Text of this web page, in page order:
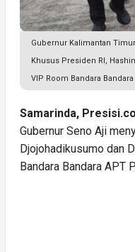
Gubernur Kalimantan
Khusus Presiden RI,
VIP Room Bandara
Samarinda, Presisi.co
Gubernur Seno Aji
Djojohadikusumo dan
Bandara Bandara APT